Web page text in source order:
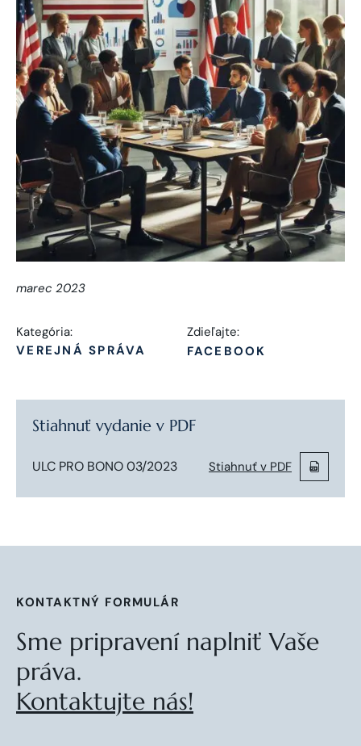
marec 2023
Kategória:
VEREJNÁ SPRÁVA
Zdieľajte:
FACEBOOK
Stiahnuť vydanie v PDF
ULC PRO BONO 03/2023 Stiahnuť v PDF
KONTAKTNÝ FORMULÁR
Sme pripravení naplniť Vaše
práva.
Kontaktujte nás!